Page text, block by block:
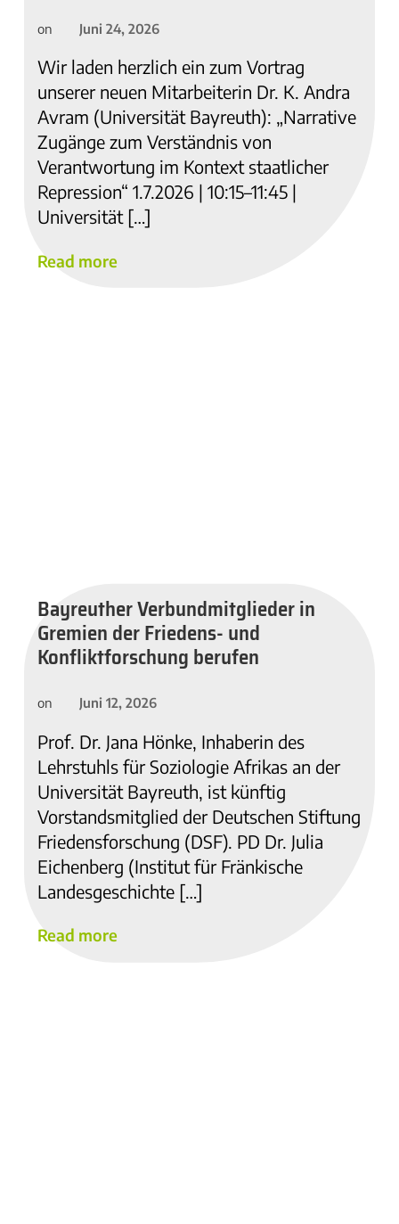
on Juni 24, 2026
Wir laden herzlich ein zum Vortrag
unserer neuen Mitarbeiterin Dr. K. Andra
Avram (Universität Bayreuth): „Narrative
Zugänge zum Verständnis von
Verantwortung im Kontext staatlicher
Repression“ 1.7.2026 | 10:15–11:45 |
Universität […]
Read more
Bayreuther Verbundmitglieder in
Gremien der Friedens- und
Konfliktforschung berufen
on Juni 12, 2026
Prof. Dr. Jana Hönke, Inhaberin des
Lehrstuhls für Soziologie Afrikas an der
Universität Bayreuth, ist künftig
Vorstandsmitglied der Deutschen Stiftung
Friedensforschung (DSF). PD Dr. Julia
Eichenberg (Institut für Fränkische
Landesgeschichte […]
Read more